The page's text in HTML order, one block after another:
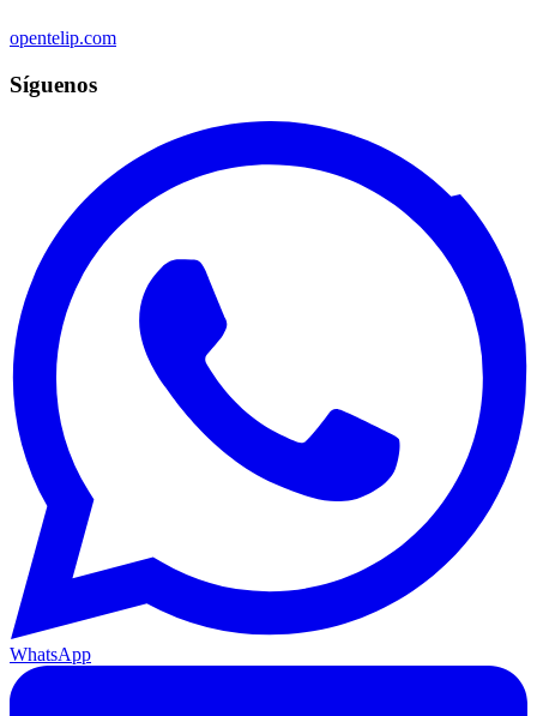
opentelip.com
Síguenos
WhatsApp